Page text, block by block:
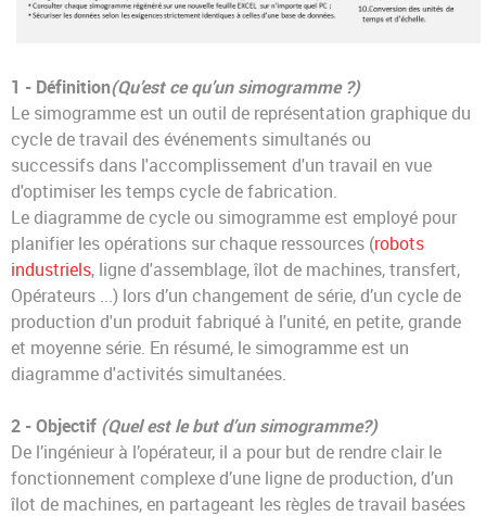
1 - Définition(Qu’est ce qu’un simogramme ?)
Le simogramme est un outil de représentation graphique du
cycle de travail des événements simultanés ou
successifs dans l'accomplissement d'un travail en vue
d'optimiser les temps cycle de fabrication.
Le diagramme de cycle ou simogramme est employé pour
planifier les opérations sur chaque ressources (robots
industriels, ligne d'assemblage, îlot de machines, transfert,
Opérateurs ...) lors d’un changement de série, d’un cycle de
production d'un produit fabriqué à l'unité, en petite, grande
et moyenne série. En résumé, le simogramme est un
diagramme d'activités simultanées.
2 - Objectif (Quel est le but d’un simogramme?)
De l’ingénieur à l’opérateur, il a pour but de rendre clair le
fonctionnement complexe d’une ligne de production, d’un
îlot de machines, en partageant les règles de travail basées